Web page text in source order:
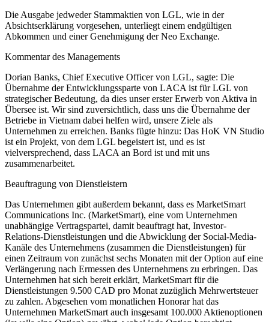
Die Ausgabe jedweder Stammaktien von LGL, wie in der
Absichtserklärung vorgesehen, unterliegt einem endgültigen
Abkommen und einer Genehmigung der Neo Exchange.
Kommentar des Managements
Dorian Banks, Chief Executive Officer von LGL, sagte: Die
Übernahme der Entwicklungssparte von LACA ist für LGL von
strategischer Bedeutung, da dies unser erster Erwerb von Aktiva in
Übersee ist. Wir sind zuversichtlich, dass uns die Übernahme der
Betriebe in Vietnam dabei helfen wird, unsere Ziele als
Unternehmen zu erreichen. Banks fügte hinzu: Das HoK VN Studio
ist ein Projekt, von dem LGL begeistert ist, und es ist
vielversprechend, dass LACA an Bord ist und mit uns
zusammenarbeitet.
Beauftragung von Dienstleistern
Das Unternehmen gibt außerdem bekannt, dass es MarketSmart
Communications Inc. (MarketSmart), eine vom Unternehmen
unabhängige Vertragspartei, damit beauftragt hat, Investor-
Relations-Dienstleistungen und die Abwicklung der Social-Media-
Kanäle des Unternehmens (zusammen die Dienstleistungen) für
einen Zeitraum von zunächst sechs Monaten mit der Option auf eine
Verlängerung nach Ermessen des Unternehmens zu erbringen. Das
Unternehmen hat sich bereit erklärt, MarketSmart für die
Dienstleistungen 9.500 CAD pro Monat zuzüglich Mehrwertsteuer
zu zahlen. Abgesehen vom monatlichen Honorar hat das
Unternehmen MarketSmart auch insgesamt 100.000 Aktienoptionen